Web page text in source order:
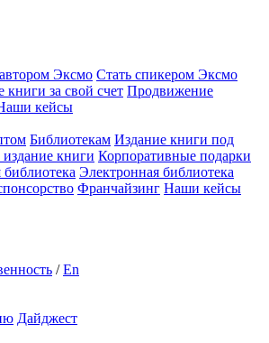
Эксмо Стать спикером Эксмо
книги за свой счет Продвижение
кейсы
Библиотекам Издание книги под
книги Корпоративные подарки
Электронная библиотека
Франчайзинг Наши кейсы
/En
Дайджест